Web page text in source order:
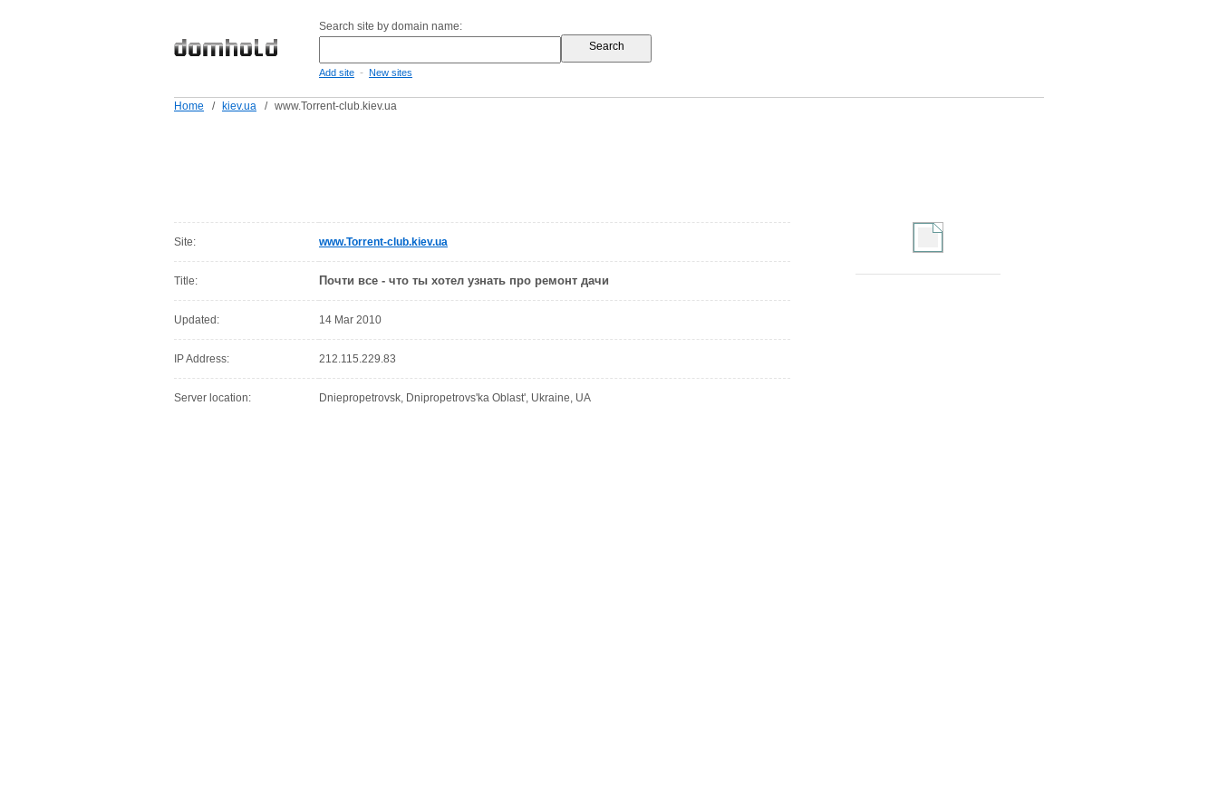
Search site by domain name:
Add site - New sites
Home / kiev.ua / www.Torrent-club.kiev.ua
Site: www.Torrent-club.kiev.ua
Title: Почти все - что ты хотел узнать про ремонт дачи
Updated: 14 Mar 2010
IP Address: 212.115.229.83
Server location: Dniepropetrovsk, Dnipropetrovs'ka Oblast', Ukraine, UA